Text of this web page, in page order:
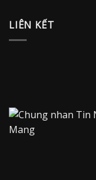
LIÊN KẾT